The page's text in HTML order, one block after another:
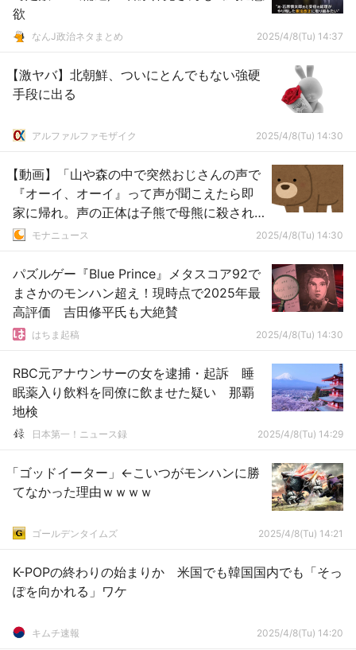
欲
なんJ政治ネタまとめ 2025/4/8(Tu) 14:37
【激ヤバ】北朝鮮、ついにとんでもない強硬
手段に出る
アルファルファモザイク 2025/4/8(Tu) 14:30
【動画】「山や森の中で突然おじさんの声で
『オーイ、オーイ』って声が聞こえたら即
家に帰れ。声の正体は子熊で母熊に殺され
る」…実際の子熊の鳴き声がこちら
モナニュース 2025/4/8(Tu) 14:30
パズルゲー『Blue Prince』メタスコア92で
まさかのモンハン超え！現時点で2025年最
高評価 吉田修平氏も大絶賛
はちま起稿 2025/4/8(Tu) 14:30
RBC元アナウンサーの女を逮捕・起訴 睡
眠薬入り飲料を同僚に飲ませた疑い 那覇
地検
日本第一！ニュース録 2025/4/8(Tu) 14:29
「ゴッドイーター」←こいつがモンハンに勝
てなかった理由ｗｗｗｗ
ゴールデンタイムズ 2025/4/8(Tu) 14:21
K-POPの終わりの始まりか 米国でも韓国国内でも「そっ
ぽを向かれる」ワケ
キムチ速報 2025/4/8(Tu) 14:20